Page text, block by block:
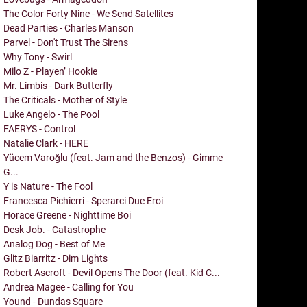
The Color Forty Nine - We Send Satellites
Dead Parties - Charles Manson
Parvel - Don't Trust The Sirens
Why Tony - Swirl
Milo Z - Playen’ Hookie
Mr. Limbis - Dark Butterfly
The Criticals - Mother of Style
Luke Angelo - The Pool
FAERYS - Control
Natalie Clark - HERE
Yücem Varoğlu (feat. Jam and the Benzos) - Gimme
G...
Y is Nature - The Fool
Francesca Pichierri - Sperarci Due Eroi
Horace Greene - Nighttime Boi
Desk Job. - Catastrophe
Analog Dog - Best of Me
Glitz Biarritz - Dim Lights
Robert Ascroft - Devil Opens The Door (feat. Kid C...
Andrea Magee - Calling for You
Yound - Dundas Square